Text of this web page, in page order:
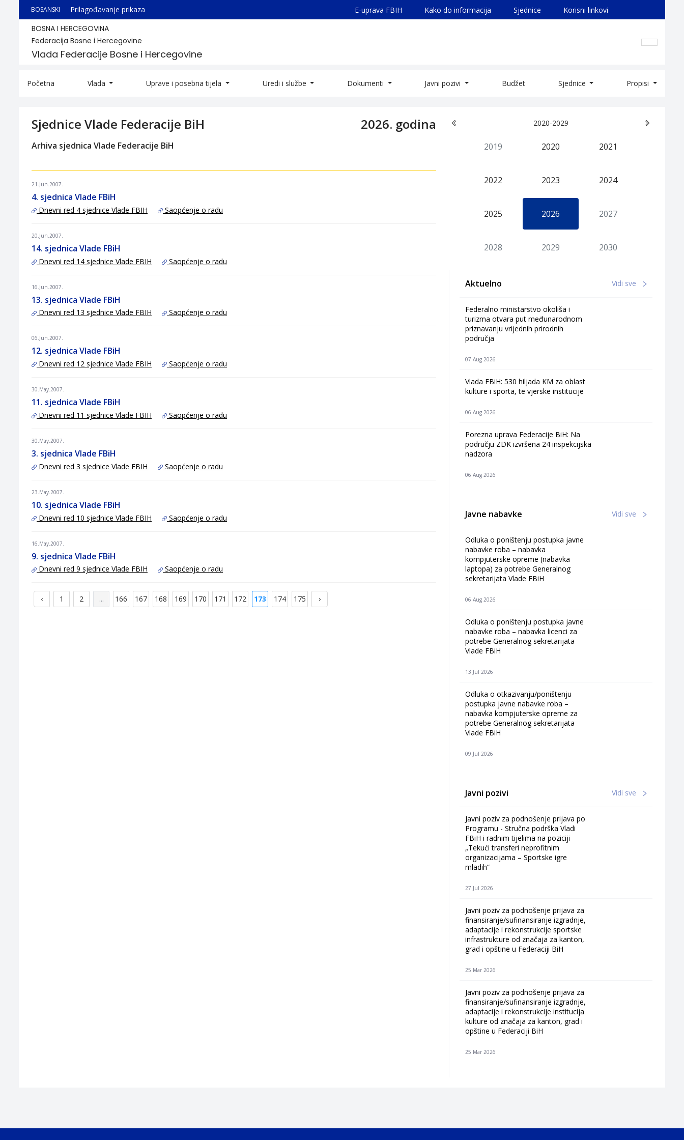
BOSANSKI Prilagođavanje prikaza E-uprava FBIH Kako do informacija Sjednice Korisni linkovi
BOSNA I HERCEGOVINA
Federacija Bosne i Hercegovine
Vlada Federacije Bosne i Hercegovine
Početna Vlada Uprave i posebna tijela Uredi i službe Dokumenti Javni pozivi Budžet Sjednice Propisi
Sjednice Vlade Federacije BiH 2026. godina
Arhiva sjednica Vlade Federacije BiH
21.Jun.2007.
4. sjednica Vlade FBiH
Dnevni red 4 sjednice Vlade FBIH Saopćenje o radu
20.Jun.2007.
14. sjednica Vlade FBiH
Dnevni red 14 sjednice Vlade FBIH Saopćenje o radu
16.Jun.2007.
13. sjednica Vlade FBiH
Dnevni red 13 sjednice Vlade FBIH Saopćenje o radu
06.Jun.2007.
12. sjednica Vlade FBiH
Dnevni red 12 sjednice Vlade FBIH Saopćenje o radu
30.May.2007.
11. sjednica Vlade FBiH
Dnevni red 11 sjednice Vlade FBIH Saopćenje o radu
30.May.2007.
3. sjednica Vlade FBiH
Dnevni red 3 sjednice Vlade FBIH Saopćenje o radu
23.May.2007.
10. sjednica Vlade FBiH
Dnevni red 10 sjednice Vlade FBIH Saopćenje o radu
16.May.2007.
9. sjednica Vlade FBiH
Dnevni red 9 sjednice Vlade FBIH Saopćenje o radu
‹ 1 2 ... 166 167 168 169 170 171 172 173 174 175 ›
2020-2029
2019 2020 2021
2022 2023 2024
2025 2026 2027
2028 2029 2030
Aktuelno Vidi sve
Federalno ministarstvo okoliša i
turizma otvara put međunarodnom
priznavanju vrijednih prirodnih
područja
07 Aug 2026
Vlada FBiH: 530 hiljada KM za oblast
kulture i sporta, te vjerske institucije
06 Aug 2026
Porezna uprava Federacije BiH: Na
području ZDK izvršena 24 inspekcijska
nadzora
06 Aug 2026
Javne nabavke Vidi sve
Odluka o poništenju postupka javne
nabavke roba – nabavka
kompjuterske opreme (nabavka
laptopa) za potrebe Generalnog
sekretarijata Vlade FBiH
06 Aug 2026
Odluka o poništenju postupka javne
nabavke roba – nabavka licenci za
potrebe Generalnog sekretarijata
Vlade FBiH
13 Jul 2026
Odluka o otkazivanju/poništenju
postupka javne nabavke roba –
nabavka kompjuterske opreme za
potrebe Generalnog sekretarijata
Vlade FBiH
09 Jul 2026
Javni pozivi Vidi sve
Javni poziv za podnošenje prijava po
Programu - Stručna podrška Vladi
FBiH i radnim tijelima na poziciji
„Tekući transferi neprofitnim
organizacijama – Sportske igre
mladih“
27 Jul 2026
Javni poziv za podnošenje prijava za
finansiranje/sufinansiranje izgradnje,
adaptacije i rekonstrukcije sportske
infrastrukture od značaja za kanton,
grad i opštine u Federaciji BiH
25 Mar 2026
Javni poziv za podnošenje prijava za
finansiranje/sufinansiranje izgradnje,
adaptacije i rekonstrukcije institucija
kulture od značaja za kanton, grad i
opštine u Federaciji BiH
25 Mar 2026